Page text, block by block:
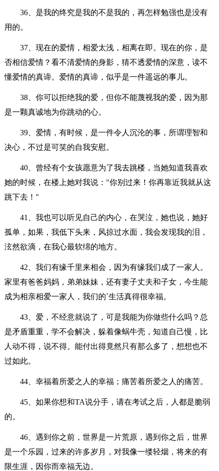
36、是我的终究是我的不是我的，再怎样勉强也是没有
用的。
37、现在的爱情，相爱太浅，相离在即。现在的你，是
否相信爱情？看不清爱情的身影，猜不透爱情的深意，读不
懂爱情的真谛。爱情的真谛，似乎是一件遥远的事儿。
38、你可以拒绝我的爱，但你不能蔑视我的爱，因为那
是一颗真诚地为你跳动的心。
39、爱情，有时候，是一件令人沉沦的事，所谓理智和
决心，不过是可笑的自我安慰。
40、曾经有个女孩愿意为了我去跳楼，当她知道我喜欢
她的时候，在楼上她对我说："你别过来！你再靠近我就从这
跳下去！"
41、我也可以听见自己的内心，在哭泣，她也说，她好
孤单，如果，我低下头来，风掠过水面，我会发现我的泪，
泫然欲滴，在我心最软绵的地方。
42、我们有缘千里来相会，因为有缘我们成了一家人。
家里有爸爸妈妈，弟弟妹妹，还有妻子丈夫和子女，今生能
成为相亲相爱一家人，我们的`生活真得很幸福。
43、爱，不经意就说了，可是我能为你做些什么吗？总
是矛盾重重，学不会解决，躲着像蜗牛壳，知道自己慢，比
人动不得，说不得。能付出得竟然只有那么多了，想想也不
过如此。
44、幸福着所爱之人的幸福；痛苦着所爱之人的痛苦。
45、如果你想和TA说分手，请在考试之后，人都是脆弱
的。
46、遇到你之前，世界是一片荒原，遇到你之后，世界
是一个乐园，过来的许多岁月，对我像一缕轻烟，将来的有
限生涯，因你而幸福无边。